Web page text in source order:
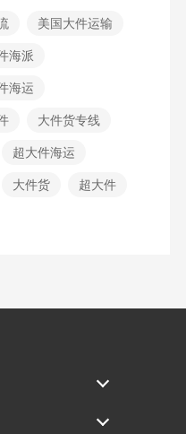
美国大件运输
海派
海运
大件货专线
超大件海运
大件货 超大件